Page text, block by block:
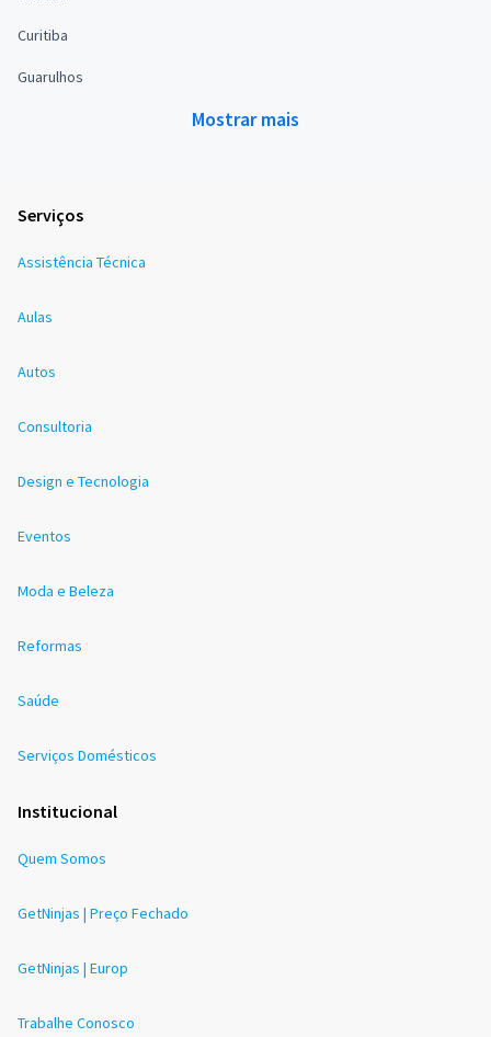
Curitiba
Guarulhos
Mostrar mais
Serviços
Assistência Técnica
Aulas
Autos
Consultoria
Design e Tecnologia
Eventos
Moda e Beleza
Reformas
Saúde
Serviços Domésticos
Institucional
Quem Somos
GetNinjas | Preço Fechado
GetNinjas | Europ
Trabalhe Conosco